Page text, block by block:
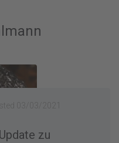
03/03/2021
Update zu